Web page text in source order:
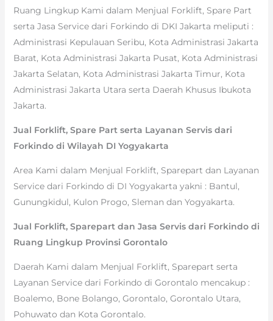
Ruang Lingkup Kami dalam Menjual Forklift, Spare Part
serta Jasa Service dari Forkindo di DKI Jakarta meliputi :
Administrasi Kepulauan Seribu, Kota Administrasi Jakarta
Barat, Kota Administrasi Jakarta Pusat, Kota Administrasi
Jakarta Selatan, Kota Administrasi Jakarta Timur, Kota
Administrasi Jakarta Utara serta Daerah Khusus Ibukota
Jakarta.
Jual Forklift, Spare Part serta Layanan Servis dari
Forkindo di Wilayah DI Yogyakarta
Area Kami dalam Menjual Forklift, Sparepart dan Layanan
Service dari Forkindo di DI Yogyakarta yakni : Bantul,
Gunungkidul, Kulon Progo, Sleman dan Yogyakarta.
Jual Forklift, Sparepart dan Jasa Servis dari Forkindo di
Ruang Lingkup Provinsi Gorontalo
Daerah Kami dalam Menjual Forklift, Sparepart serta
Layanan Service dari Forkindo di Gorontalo mencakup :
Boalemo, Bone Bolango, Gorontalo, Gorontalo Utara,
Pohuwato dan Kota Gorontalo.